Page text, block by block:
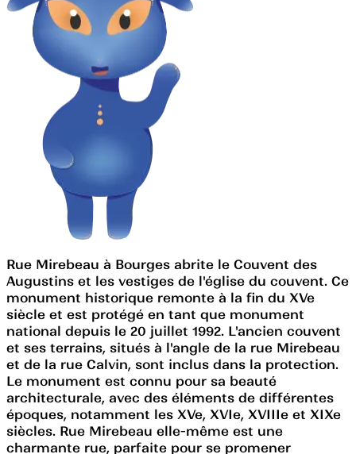
Rue Mirebeau à Bourges abrite le Couvent des
Augustins et les vestiges de l'église du couvent. Ce
monument historique remonte à la fin du XVe
siècle et est protégé en tant que monument
national depuis le 20 juillet 1992. L'ancien couvent
et ses terrains, situés à l'angle de la rue Mirebeau
et de la rue Calvin, sont inclus dans la protection.
Le monument est connu pour sa beauté
architecturale, avec des éléments de différentes
époques, notamment les XVe, XVIe, XVIIIe et XIXe
siècles. Rue Mirebeau elle-même est une
charmante rue, parfaite pour se promener